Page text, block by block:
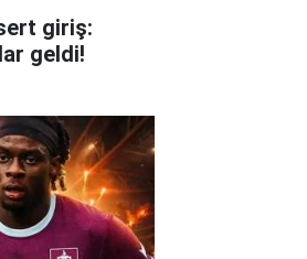
giriş:
geldi!